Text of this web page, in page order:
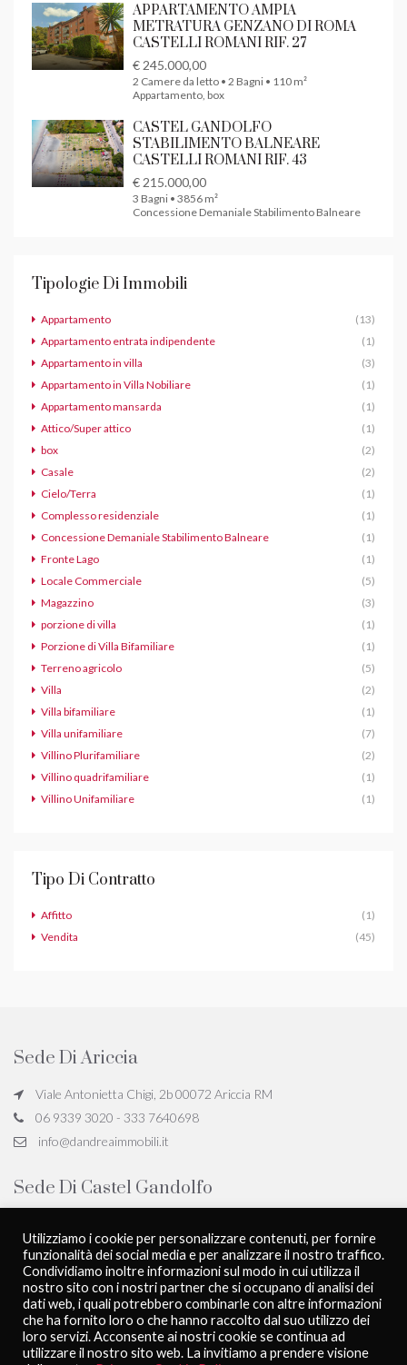
APPARTAMENTO AMPIA
METRATURA GENZANO DI ROMA
CASTELLI ROMANI RIF. 27
€ 245.000,00
2 Camere da letto • 2 Bagni • 110 m²
Appartamento, box
CASTEL GANDOLFO
STABILIMENTO BALNEARE
CASTELLI ROMANI RIF. 43
€ 215.000,00
3 Bagni • 3856 m²
Concessione Demaniale Stabilimento Balneare
Tipologie Di Immobili
Appartamento
(13)
Appartamento entrata indipendente
(1)
Appartamento in villa
(3)
Appartamento in Villa Nobiliare
(1)
Appartamento mansarda
(1)
Attico/Super attico
(1)
box
(2)
Casale
(2)
Cielo/Terra
(1)
Complesso residenziale
(1)
Concessione Demaniale Stabilimento Balneare
(1)
Fronte Lago
(1)
Locale Commerciale
(5)
Magazzino
(3)
porzione di villa
(1)
Porzione di Villa Bifamiliare
(1)
Terreno agricolo
(5)
Villa
(2)
Villa bifamiliare
(1)
Villa unifamiliare
(7)
Villino Plurifamiliare
(2)
Villino quadrifamiliare
(1)
Villino Unifamiliare
(1)
Tipo Di Contratto
Affitto
(1)
Vendita
(45)
Sede Di Ariccia
Viale Antonietta Chigi, 2b 00072 Ariccia RM
06 9339 3020 - 333 7640698
info@dandreaimmobili.it
Sede Di Castel Gandolfo
RM
06 9339 3020 - 333 7640698
info@dandreaimmobili.it
D'Andrea Immobili - All rights reservedPrivacy Policy
Utilizziamo i cookie per personalizzare contenuti, per fornire
funzionalità dei social media e per analizzare il nostro traffico.
Condividiamo inoltre informazioni sul modo in cui utilizza il
nostro sito con i nostri partner che si occupano di analisi dei
dati web, i quali potrebbero combinarle con altre informazioni
che ha fornito loro o che hanno raccolto dal suo utilizzo dei
loro servizi. Acconsente ai nostri cookie se continua ad
utilizzare il nostro sito web. La invitiamo a prendere visione